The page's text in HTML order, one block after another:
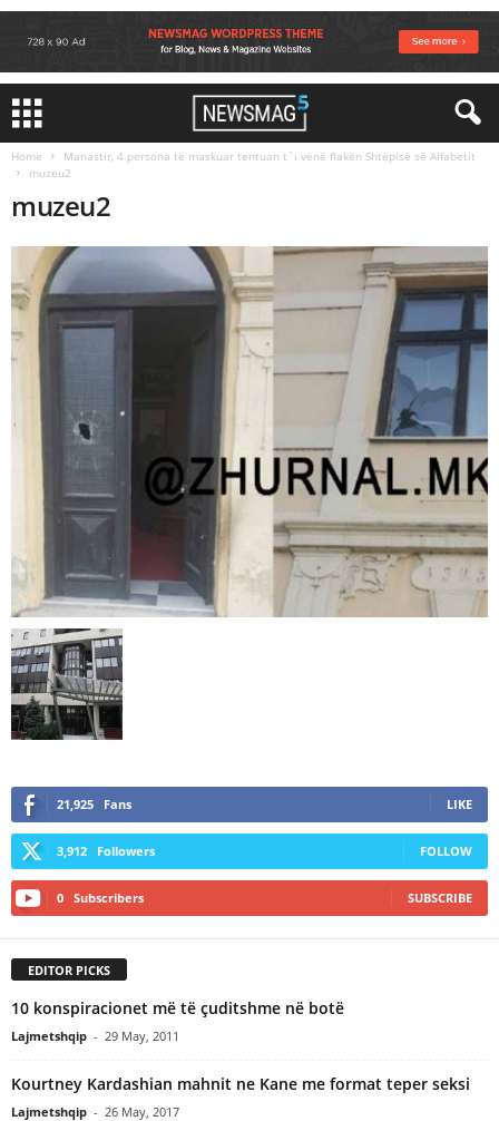
Home
Manastir, 4 persona të maskuar tentuan t`i vënë flakën Shtëpisë së Alfabetit
muzeu2
muzeu2
21,925 Fans LIKE
3,912 Followers FOLLOW
0 Subscribers SUBSCRIBE
EDITOR PICKS
10 konspiracionet më të çuditshme në botë
Lajmetshqip - 29 May, 2011
Kourtney Kardashian mahnit ne Kane me format teper seksi
Lajmetshqip - 26 May, 2017